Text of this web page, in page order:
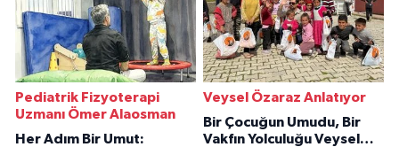
Pediatrik Fizyoterapi
Uzmanı Ömer Alaosman
Her Adım Bir Umut:
Veysel Özaraz Anlatıyor
Bir Çocuğun Umudu, Bir
Vakfın Yolculuğu Veysel